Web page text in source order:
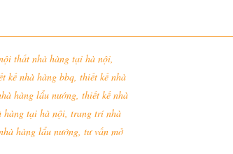
thất nhà hàng tại hà nội,
kế nhà hàng bbq, thiết kế nhà
hàng lẩu nướng, thiết kế nhà
hàng tại hà nội, trang trí nhà
hàng lẩu nướng, tư vấn mở